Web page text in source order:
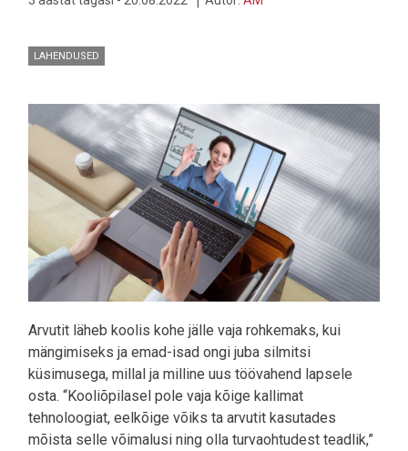
LAHENDUSED
Arvutit läheb koolis kohe jälle vaja rohkemaks, kui
mängimiseks ja emad-isad ongi juba silmitsi
küsimusega, millal ja milline uus töövahend lapsele
osta. “Kooliõpilasel pole vaja kõige kallimat
tehnoloogiat, eelkõige võiks ta arvutit kasutades
mõista selle võimalusi ning olla turvaohtudest teadlik,”